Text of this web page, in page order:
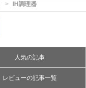
IH調理器
人気の記事
レビューの記事一覧